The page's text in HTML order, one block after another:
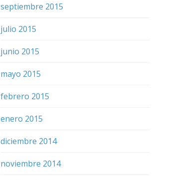
septiembre 2015
julio 2015
junio 2015
mayo 2015
febrero 2015
enero 2015
diciembre 2014
noviembre 2014